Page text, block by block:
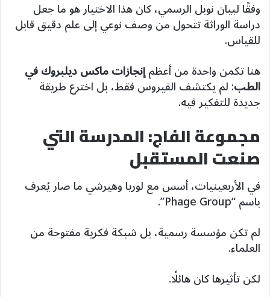
وفقًا لبيان نوبل الرسمي، كان هذا الاختيار هو ما جعل
دراسة الوراثة تتحول من وصف نوعي إلى علم دقيق قابل
للقياس.
هنا تكمن واحدة من أعظمإنجازات ماكس ديلبروك في
الطب: لم يكتشف الفيروس فقط، بل اخترع طريقة
جديدة للتفكير فيه.
مجموعة الفاج: المدرسة التي
صنعت المستقبل
في الأربعينيات، أسس مع لوريا وهيرشي ما صار يُعرف
باسم “Phage Group”.
لم تكن مؤسسة رسمية، بل شبكة فكرية مفتوحة من
العلماء.
لكن تأثيرها كان هائلًا.